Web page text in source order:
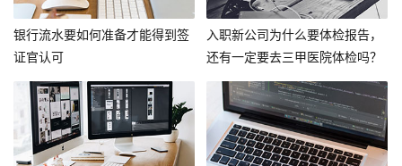
银行流水要如何准备才能得到签
证官认可
入职新公司为什么要体检报告，
还有一定要去三甲医院体检吗？